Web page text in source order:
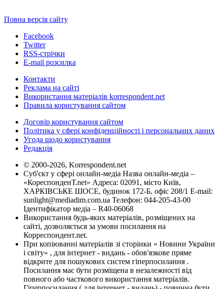
Повна версія сайту
Facebook
Twitter
RSS-стрічки
E-mail розсилка
Контакти
Реклама на сайті
Використання матеріалів korrespondent.net
Правила користування сайтом
Договір користування сайтом
Політика у сфері конфіденційності і персональних даних
Угода щодо користування
Редакція
© 2000-2026, Korrespondent.net
Суб'єкт у сфері онлайн-медіа Назва онлайн-медіа –
«КореспонденТ.net» Адреса: 02091, місто Київ,
ХАРКІВСЬКЕ ШОСЕ, будинок 172-Б, офіс 208/1 E-mail:
sunlight@mediadim.com.ua Телефон: 044-205-43-00
Ідентифікатор медіа – R40-06068
Використання будь-яких матеріалів, розміщених на
сайті, дозволяється за умови посилання на
Корреспондент.net.
При копіюванні матеріалів зі сторінки « Новини України
і світу» , для інтернет - видань - обов'язкове пряме
відкрите для пошукових систем гіперпосилання .
Посилання має бути розміщена в незалежності від
повного або часткового використання матеріалів.